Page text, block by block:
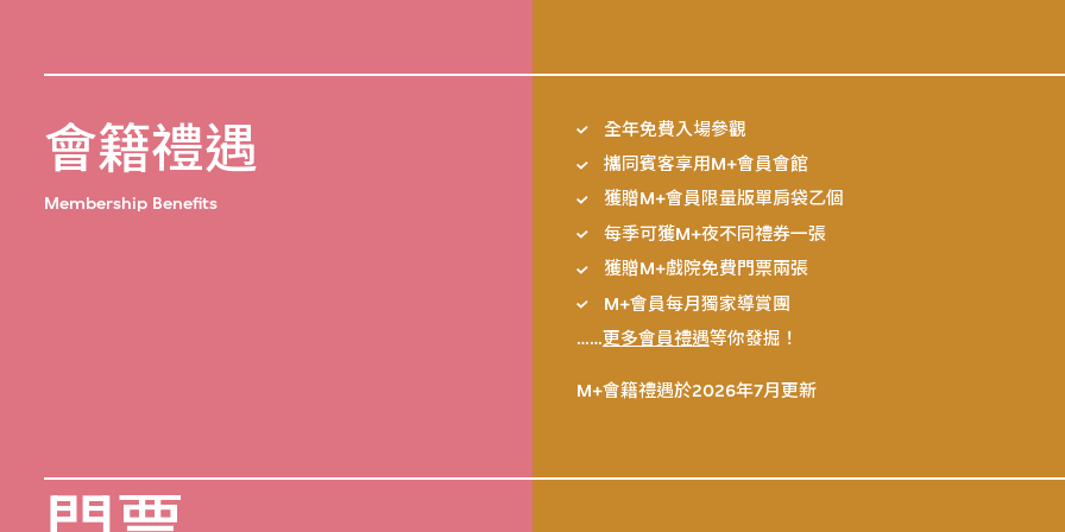
會籍禮遇
Membership Benefits
全年免費入場參觀
攜同賓客享用M+會員會館
獲贈M+會員限量版單肩袋乙個
每季可獲M+夜不同禮券一張
獲贈M+戲院免費門票兩張
M+會員每月獨家導賞團
……更多會員禮遇等你發掘！
M+會籍禮遇於2026年7月更新